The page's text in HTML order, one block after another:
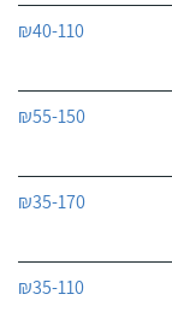
₪40-110
₪55-150
₪35-170
₪35-110